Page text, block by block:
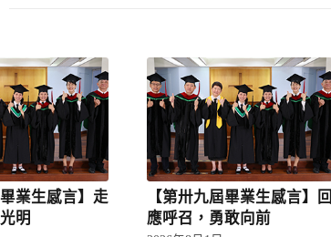
畢業生感言】走
明
【第卅九屆畢業生感言】回
應呼召，勇敢向前